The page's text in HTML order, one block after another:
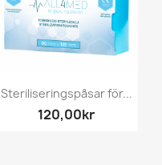
Steriliseringspåsar för...
120,00kr